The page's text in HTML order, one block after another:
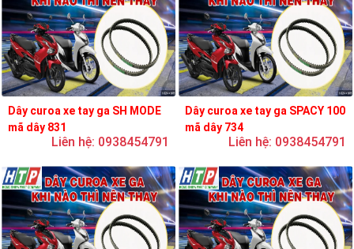
Dây curoa xe tay ga SH MODE
mã dây 831
Liên hệ: 0938454791
Dây curoa xe tay ga SPACY 100
mã dây 734
Liên hệ: 0938454791